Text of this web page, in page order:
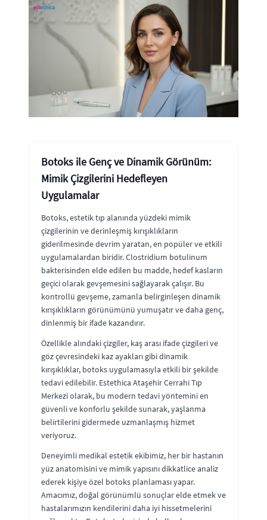
Botoks ile Genç ve Dinamik Görünüm:
Mimik Çizgilerini Hedefleyen
Uygulamalar
Botoks, estetik tıp alanında yüzdeki mimik
çizgilerinin ve derinleşmiş kırışıklıkların
giderilmesinde devrim yaratan, en popüler ve etkili
uygulamalardan biridir. Clostridium botulinum
bakterisinden elde edilen bu madde, hedef kasların
geçici olarak gevşemesini sağlayarak çalışır. Bu
kontrollü gevşeme, zamanla belirginleşen dinamik
kırışıklıkların görünümünü yumuşatır ve daha genç,
dinlenmiş bir ifade kazandırır.
Özellikle alındaki çizgiler, kaş arası ifade çizgileri ve
göz çevresindeki kaz ayakları gibi dinamik
kırışıklıklar, botoks uygulamasıyla etkili bir şekilde
tedavi edilebilir. Estethica Ataşehir Cerrahi Tıp
Merkezi olarak, bu modern tedavi yöntemini en
güvenli ve konforlu şekilde sunarak, yaşlanma
belirtilerini gidermede uzmanlaşmış hizmet
veriyoruz.
Deneyimli medikal estetik ekibimiz, her bir hastanın
yüz anatomisini ve mimik yapısını dikkatlice analiz
ederek kişiye özel botoks planlaması yapar.
Amacımız, doğal görünümlü sonuçlar elde etmek ve
hastalarımızın kendilerini daha iyi hissetmelerini